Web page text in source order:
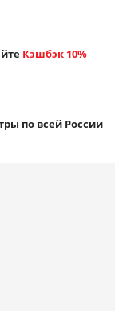
Кэшбэк 10%
по всей России